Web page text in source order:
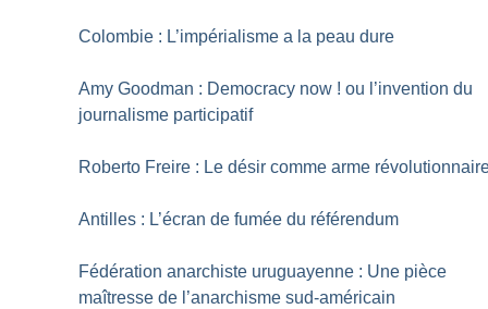
Colombie : L’impérialisme a la peau dure
Amy Goodman : Democracy now ! ou l’invention du
journalisme participatif
Roberto Freire : Le désir comme arme
Antilles : L’écran de fumée du référendum
Fédération anarchiste uruguayenne : Une pièce
maîtresse de l’anarchisme sud-américain